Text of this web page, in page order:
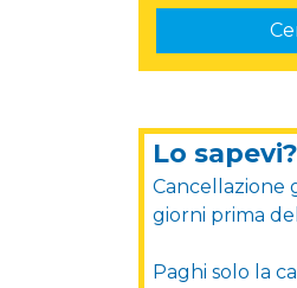
Lo sapevi?
Cancellazione
giorni prima
Paghi solo la